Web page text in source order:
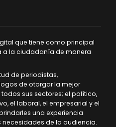
que tiene como principal
a la ciudadanía de manera
de periodistas,
de otorgar la mejor
sus sectores; el político,
el laboral, el empresarial y el
una experiencia
de la audiencia.